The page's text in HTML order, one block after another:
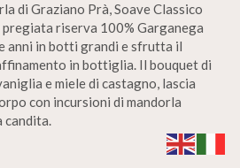
di Graziano Prà, Soave Classico
pregiata riserva 100% Garganega
anni in botti grandi e sfrutta il
in bottiglia. Il bouquet di
e miele di castagno, lascia
con incursioni di mandorla
candita.